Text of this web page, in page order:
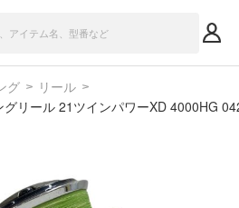
グ
リール
リール 21ツインパワーXD 4000HG